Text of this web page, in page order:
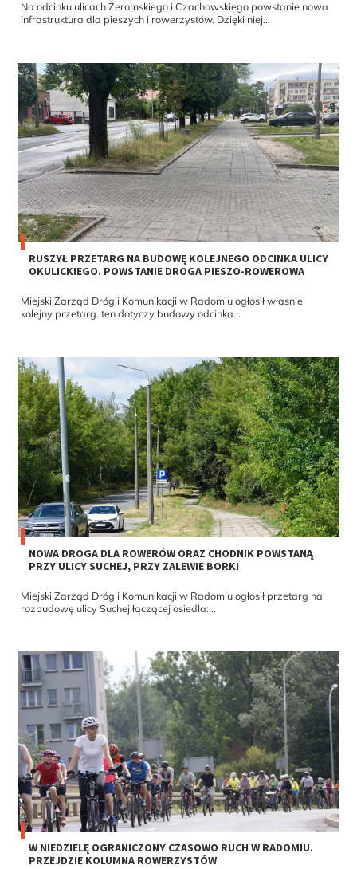
Na odcinku ulicach Żeromskiego i Czachowskiego powstanie nowa
infrastruktura dla pieszych i rowerzystów. Dzięki niej...
RUSZYŁ PRZETARG NA BUDOWĘ KOLEJNEGO ODCINKA ULICY
OKULICKIEGO. POWSTANIE DROGA PIESZO-ROWEROWA
Miejski Zarząd Dróg i Komunikacji w Radomiu ogłosił własnie
kolejny przetarg. ten dotyczy budowy odcinka...
NOWA DROGA DLA ROWERÓW ORAZ CHODNIK POWSTANĄ
PRZY ULICY SUCHEJ, PRZY ZALEWIE BORKI
Miejski Zarząd Dróg i Komunikacji w Radomiu ogłosił przetarg na
rozbudowę ulicy Suchej łączącej osiedla:...
W NIEDZIELĘ OGRANICZONY CZASOWO RUCH W RADOMIU.
PRZEJDZIE KOLUMNA ROWERZYSTÓW